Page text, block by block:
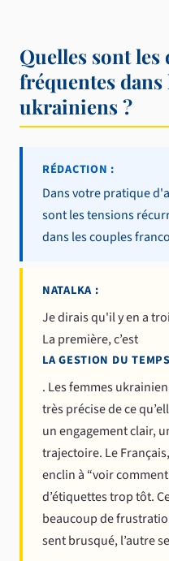
Quelles sont
fréquentes
ukrainiens ?
RÉDACTION :
Dans votre pratique
sont les tensions
dans les couples
NATALKA :
Je dirais qu'il y en a
La première, c’est
LA GESTION DU
. Les femmes
très précise de ce
un engagement clair,
trajectoire. Le
enclin à “voir
d’étiquettes trop tôt.
beaucoup de
sent brusqué, l’autre